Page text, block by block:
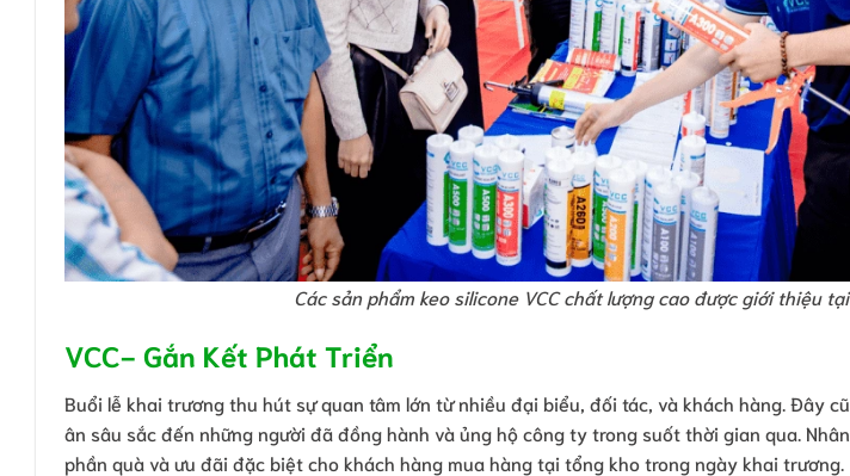
Các sản phẩm keo silicone VCC chất lượng cao được giới thiệu
VCC- Gắn Kết Phát Triển
Buổi lễ khai trương thu hút sự quan tâm lớn từ nhiều đại biểu, đối tác, và khách hàng. Đây
ân sâu sắc đến những người đã đồng hành và ủng hộ công ty trong suốt thời gian qua.
phần quà và ưu đãi đặc biệt cho khách hàng mua hàng tại tổng kho trong ngày khai trương.